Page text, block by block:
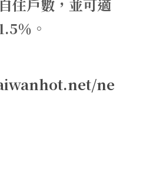
住戶數，並可適
％。
ne